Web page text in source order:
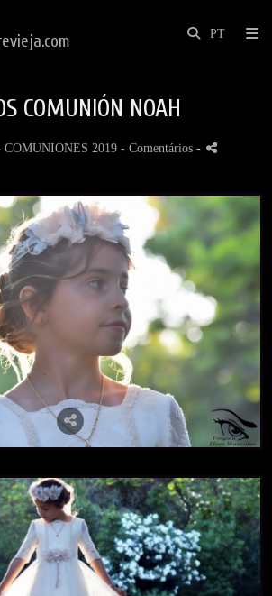
COMUNIÓN NOAH
COMUNIONES 2019 - Comentários -